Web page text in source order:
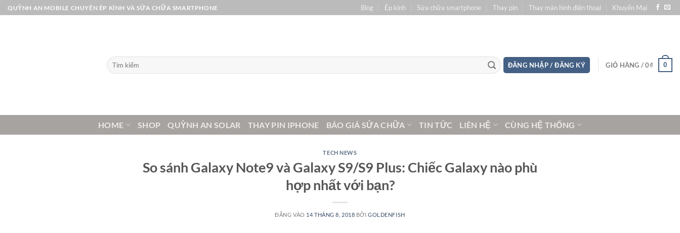
Bỏ
qua
QUỲNH AN MOBILE CHUYÊN ÉP KÍNH VÀ SỬA CHỮA SMARTPHONE Blog Ép kính Sửa chữa smartphone Thay pin Thay màn hình điện thoại Khuyến Mại
Tìm
kiếm:
ĐĂNG NHẬP / ĐĂNG KÝ GIỎ HÀNG /0₫ 0
HOME SHOP QUỲNH AN SOLAR THAY PIN IPHONE BÁO GIÁ SỬA CHỮA TIN TỨC LIÊN HỆ CÙNG HỆ THỐNG
TECH NEWS
So sánh Galaxy Note9 và Galaxy S9/S9 Plus: Chiếc Galaxy nào phù
hợp nhất với bạn?
ĐĂNG VÀO 14 THÁNG 8, 2018 BỞIGOLDENFISH